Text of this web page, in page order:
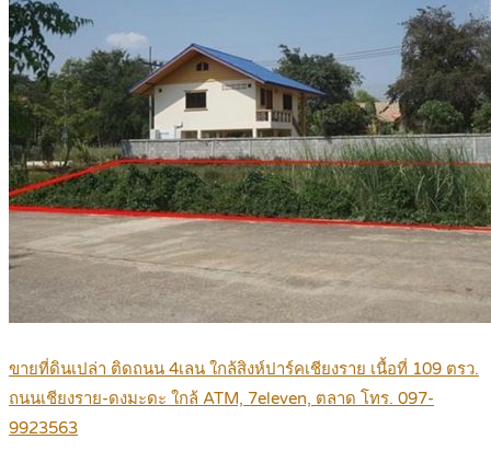
ขายที่ดินเปล่า ติดถนน 4เลน ใกล้สิงห์ปาร์คเชียงราย เนื้อที่ 109 ตรว.
ถนนเชียงราย-ดงมะดะ ใกล้ ATM, 7eleven, ตลาด โทร. 097-
9923563